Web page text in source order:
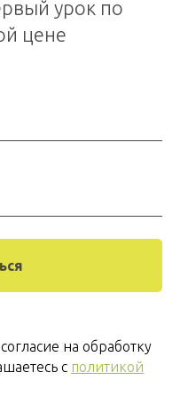
урок по
цене
на обработку
c политикой